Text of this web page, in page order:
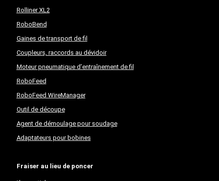
Rolliner XL2
RoboBend
Gaines de transport de fil
Coupleurs, raccords au dévidoir
Moteur pneumatique d’entraînement de fil
RoboFeed
RoboFeed WireManager
Outil de découpe
Agent de démoulage pour soudage
Adaptateurs pour bobines
Fraiser au lieu de poncer